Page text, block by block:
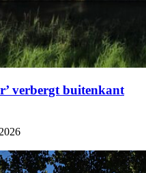
verbergt buitenkant